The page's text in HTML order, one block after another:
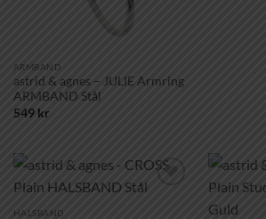
ARMBAND
astrid & agnes – JULIE Armring
ARMBAND Stål
549 kr
HALSBAND